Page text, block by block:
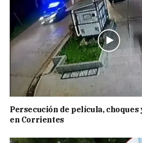
Persecución de película, choques
en Corrientes